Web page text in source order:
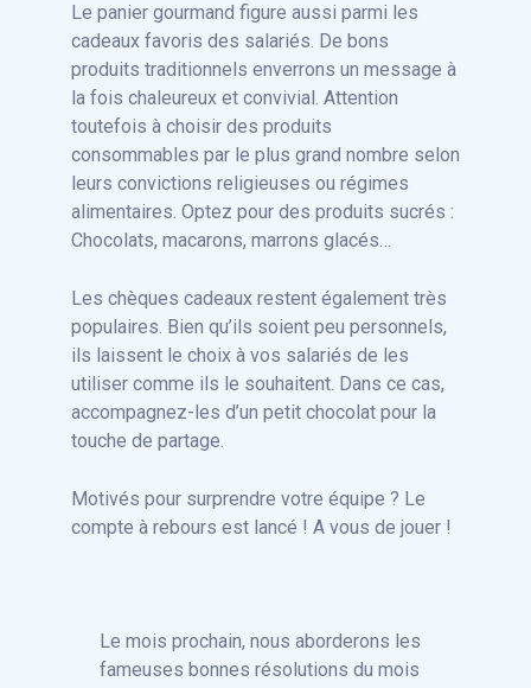
Le panier gourmand figure aussi parmi les
cadeaux favoris des salariés. De bons
produits traditionnels enverrons un message à
la fois chaleureux et convivial. Attention
toutefois à choisir des produits
consommables par le plus grand nombre selon
leurs convictions religieuses ou régimes
alimentaires. Optez pour des produits sucrés :
Chocolats, macarons, marrons glacés…
Les chèques cadeaux restent également très
populaires. Bien qu’ils soient peu personnels,
ils laissent le choix à vos salariés de les
utiliser comme ils le souhaitent. Dans ce cas,
accompagnez-les d’un petit chocolat pour la
touche de partage.
Motivés pour surprendre votre équipe ? Le
compte à rebours est lancé ! A vous de jouer !
Le mois prochain, nous aborderons les
fameuses bonnes résolutions du mois